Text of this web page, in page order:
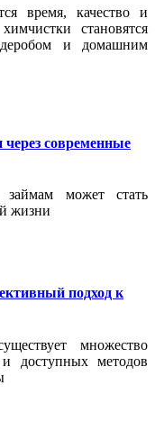
время, качество и
становятся
и домашним
через современные
может стать
жизни
подход к
множество
доступных методов